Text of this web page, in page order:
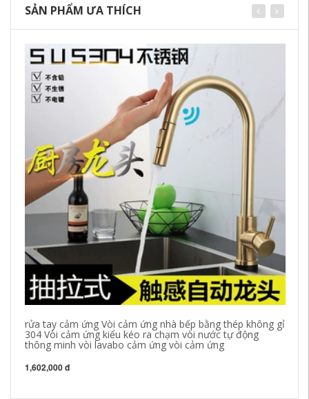
SẢN PHẨM ƯA THÍCH
rửa tay cảm ứng Vòi cảm ứng nhà bếp bằng thép không gỉ
304 Vòi cảm ứng kiểu kéo ra chạm vòi nước tự động
thông minh vòi lavabo cảm ứng vòi cảm ứng
1,602,000 đ